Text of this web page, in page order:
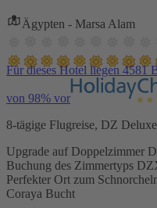
Ägypten - Marsa Alam
Für dieses Hotel liegen 4581
von 98% vor
8-tägige Flugreise, DZ
Upgrade auf Doppelzimmer
Buchung des Zimmertyps
Perfekter Ort zum
Coraya Bucht